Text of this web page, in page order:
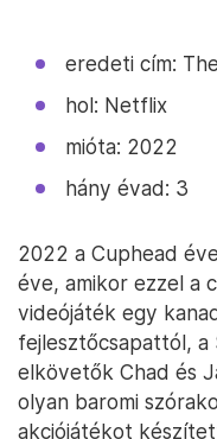
eredeti cím:
hol: Netflix
mióta: 2022
hány évad: 3
2022 a Cuphead
éve, amikor ezzel a
videójáték egy
fejlesztőcsapattól, a
elkövetők Chad és
olyan baromi
akciójátékot